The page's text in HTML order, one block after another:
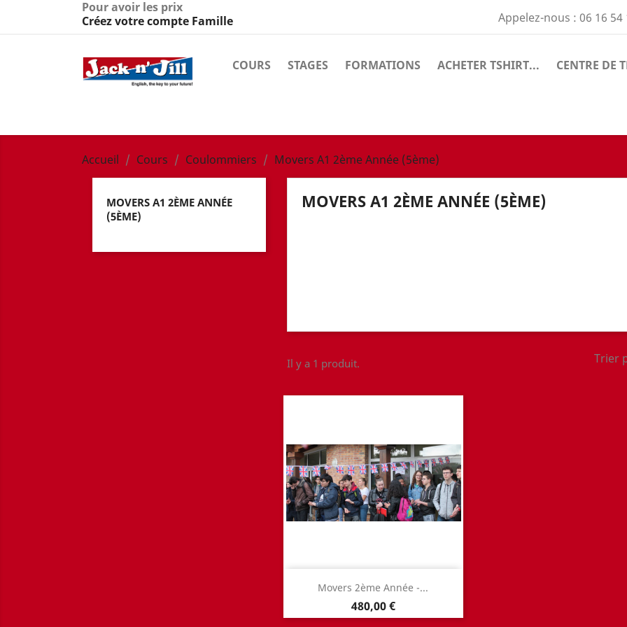
Pour avoir les prix
Créez votre compte Famille
Appelez-nous : 06 16 54
COURS STAGES FORMATIONS ACHETER TSHIRT... CENTRE DE
Accueil Cours Coulommiers Movers A1 2ème Année (5ème)
MOVERS A1 2ÈME ANNÉE
(5ÈME)
MOVERS A1 2ÈME ANNÉE (5ÈME)
Il y a 1 produit.
Trier
Movers 2ème Année -...
Prix
480,00 €
Aperçu rapide